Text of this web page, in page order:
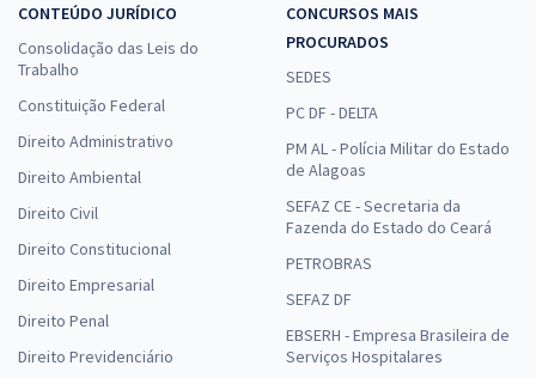
CONTEÚDO JURÍDICO
Consolidação das Leis do
Trabalho
Constituição Federal
Direito Administrativo
Direito Ambiental
Direito Civil
Direito Constitucional
Direito Empresarial
Direito Penal
Direito Previdenciário
CONCURSOS MAIS
PROCURADOS
SEDES
PC DF - DELTA
PM AL - Polícia Militar do Estado
de Alagoas
SEFAZ CE - Secretaria da
Fazenda do Estado do Ceará
PETROBRAS
SEFAZ DF
EBSERH - Empresa Brasileira de
Serviços Hospitalares